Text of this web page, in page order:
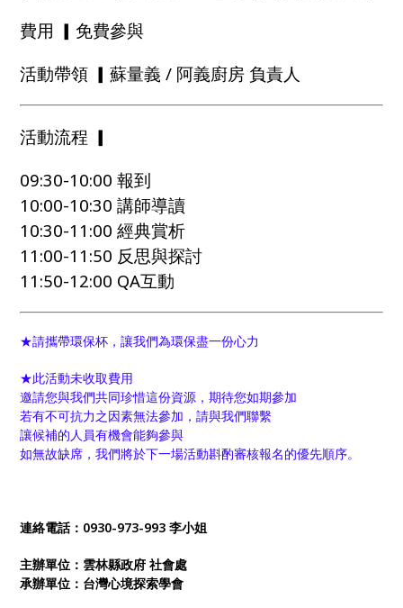
費用 ▎ 免費參與
活動帶領 ▎蘇量義 / 阿義廚房 負責人
活動流程 ▎
09:30-10:00報到
10:00-10:30講師導讀
10:30-11:00經典賞析
11:00-11:50 反思與探討
11:50-12:00 QA互動
★請攜帶環保杯，讓我們為環保盡一份心力
★此活動未收取費用
邀請您與我們共同珍惜這份資源，期待您如期參加
若有不可抗力之因素無法參加，請與我們聯繫
讓候補的人員有機會能夠參與
如無故缺席，我們將於下一場活動斟酌審核報名的優先順序。
連絡電話：0930-973-993 李小姐
主辦單位：雲林縣政府 社會處
承辦單位：台灣心境探索學會